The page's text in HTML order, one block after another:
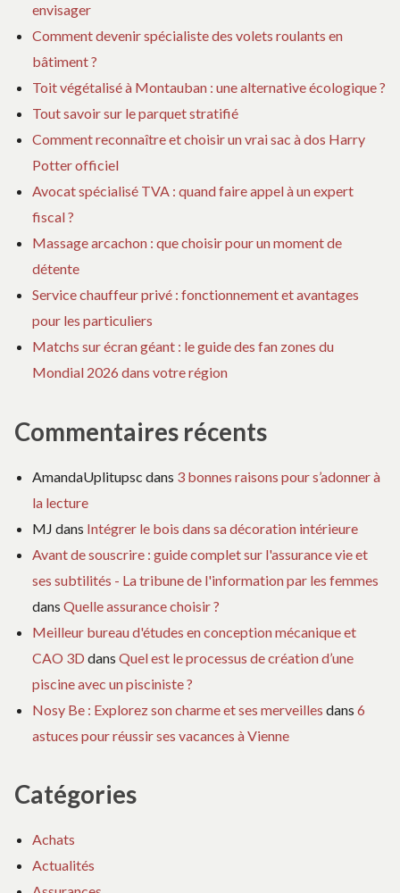
envisager
Comment devenir spécialiste des volets roulants en
bâtiment ?
Toit végétalisé à Montauban : une alternative écologique ?
Tout savoir sur le parquet stratifié
Comment reconnaître et choisir un vrai sac à dos Harry
Potter officiel
Avocat spécialisé TVA : quand faire appel à un expert
fiscal ?
Massage arcachon : que choisir pour un moment de
détente
Service chauffeur privé : fonctionnement et avantages
pour les particuliers
Matchs sur écran géant : le guide des fan zones du
Mondial 2026 dans votre région
Commentaires récents
AmandaUplitupsc dans 3 bonnes raisons pour s’adonner à
la lecture
MJ dans Intégrer le bois dans sa décoration intérieure
Avant de souscrire : guide complet sur l'assurance vie et
ses subtilités - La tribune de l'information par les femmes
dans Quelle assurance choisir ?
Meilleur bureau d'études en conception mécanique et
CAO 3D dans Quel est le processus de création d’une
piscine avec un pisciniste ?
Nosy Be : Explorez son charme et ses merveilles dans 6
astuces pour réussir ses vacances à Vienne
Catégories
Achats
Actualités